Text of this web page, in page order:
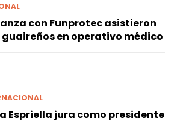
con Funprotec asistieron
guaireños en operativo médico
Espriella jura como presidente